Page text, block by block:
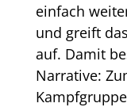
einfach
und greift
auf. Damit
Narrative: